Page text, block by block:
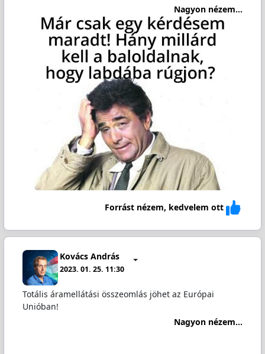
Nagyon nézem...
Forrást nézem, kedvelem ott
Kovács András
2023. 01. 25. 11:30
Totális áramellátási összeomlás jöhet az Európai
Unióban!
Nagyon nézem...